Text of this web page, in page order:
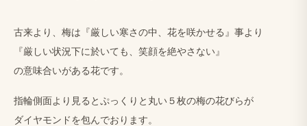
古来より、​梅は​『厳しい​寒さの​中、​花を​咲かせる』事より
『厳しい​状況下に​於いても、笑顔を​絶やさない』
の​意味合いが​ある花です。
指輪側面より​見ると​ぷっくりと​丸い​５枚の​梅の​花びらが
ダイヤモンドを​包んで​おります。